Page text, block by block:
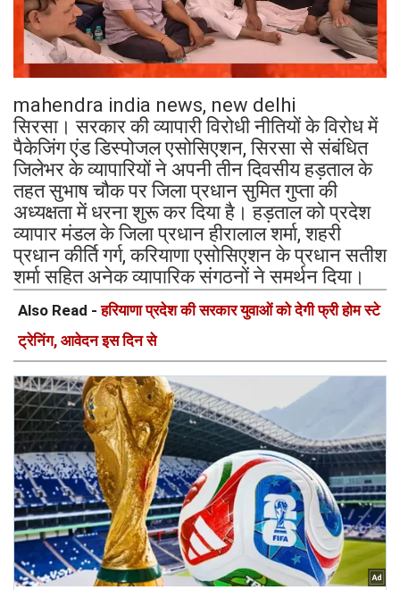
mahendra india news, new delhi
सिरसा। सरकार की व्यापारी विरोधी नीतियों के विरोध में
पैकेजिंग एंड डिस्पोजल एसोसिएशन, सिरसा से संबंधित
जिलेभर के व्यापारियों ने अपनी तीन दिवसीय हड़ताल के
तहत सुभाष चौक पर जिला प्रधान सुमित गुप्ता की
अध्यक्षता में धरना शुरू कर दिया है। हड़ताल को प्रदेश
व्यापार मंडल के जिला प्रधान हीरालाल शर्मा, शहरी
प्रधान कीर्ति गर्ग, करियाणा एसोसिएशन के प्रधान सतीश
शर्मा सहित अनेक व्यापारिक संगठनों ने समर्थन दिया।
Also Read -हरियाणा प्रदेश की सरकार युवाओं को देगी फ्री होम स्टे
ट्रेनिंग, आवेदन इस दिन से